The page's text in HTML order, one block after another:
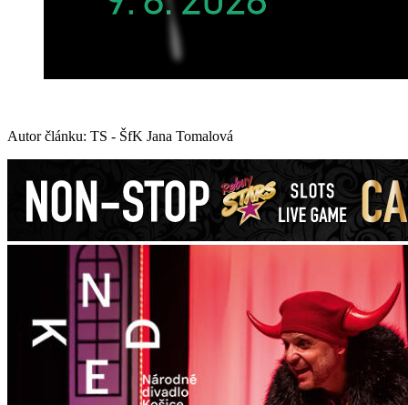
Autor článku: TS - ŠfK Jana Tomalová